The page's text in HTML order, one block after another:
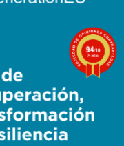
9.4/10
74 notas